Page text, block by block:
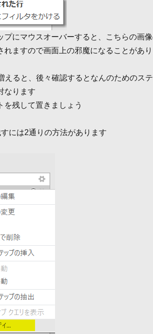
プにマウスオーバーすると、こちらの画
れますので画面上の邪魔になることがあ
えると、後々確認するとなんのためのス
なります
を残して置きましょう
には2通りの方法があります